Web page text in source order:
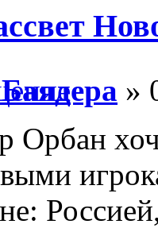
Баядера »
Орбан